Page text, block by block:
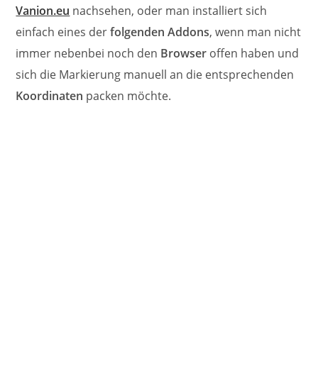
Vanion.eu nachsehen, oder man installiert sich
einfach eines derfolgenden Addons, wenn man nicht
immer nebenbei noch den Browser offen haben und
sich die Markierung manuell an die entsprechenden
Koordinaten packen möchte.